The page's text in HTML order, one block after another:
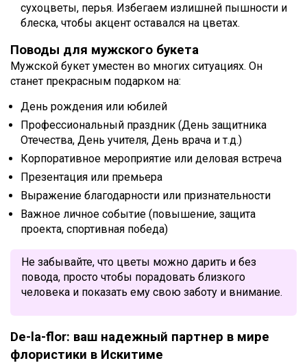
сухоцветы, перья. Избегаем излишней пышности и
блеска, чтобы акцент оставался на цветах.
Поводы для мужского букета
Мужской букет уместен во многих ситуациях. Он
станет прекрасным подарком на:
День рождения или юбилей
Профессиональный праздник (День защитника
Отечества, День учителя, День врача и т.д.)
Корпоративное мероприятие или деловая встреча
Презентация или премьера
Выражение благодарности или признательности
Важное личное событие (повышение, защита
проекта, спортивная победа)
Не забывайте, что цветы можно дарить и без
повода, просто чтобы порадовать близкого
человека и показать ему свою заботу и внимание.
De-la-flor: ваш надежный партнер в мире
флористики в Искитиме